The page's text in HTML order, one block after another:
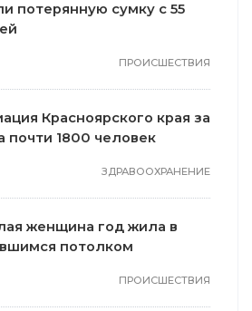
потерянную сумку с 55
ПРОИСШЕСТВИЯ
Красноярского края за
почти 1800 человек
ЗДРАВООХРАНЕНИЕ
женщина год жила в
потолком
ПРОИСШЕСТВИЯ